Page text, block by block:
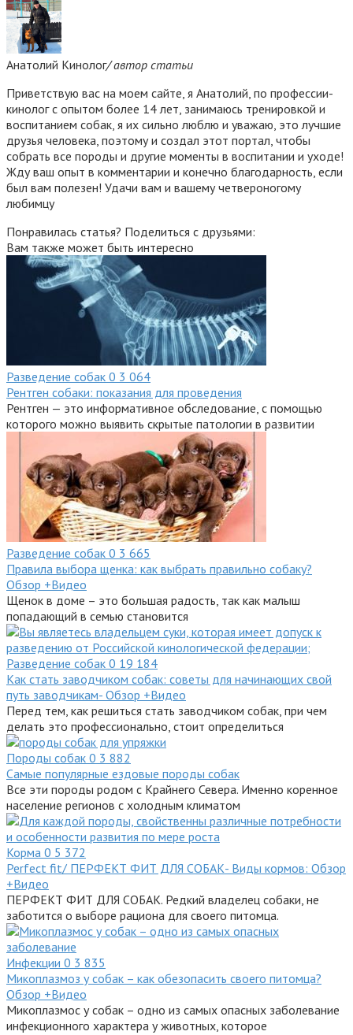
Анатолий Кинолог/ автор статьи
Приветствую вас на моем сайте, я Анатолий, по профессии-
кинолог с опытом более 14 лет, занимаюсь тренировкой и
воспитанием собак, я их сильно люблю и уважаю, это лучшие
друзья человека, поэтому и создал этот портал, чтобы
собрать все породы и другие моменты в воспитании и уходе!
Жду ваш опыт в комментарии и конечно благодарность, если
был вам полезен! Удачи вам и вашему четвероногому
любимцу
Понравилась статья? Поделиться с друзьями:
Вам также может быть интересно
Разведение собак 0 3 064
Рентген собаки: показания для проведения
Рентген — это информативное обследование, с помощью
которого можно выявить скрытые патологии в развитии
Разведение собак 0 3 665
Правила выбора щенка: как выбрать правильно собаку?
Обзор +Видео
Щенок в доме – это большая радость, так как малыш
попадающий в семью становится
Разведение собак 0 19 184
Как стать заводчиком собак: советы для начинающих свой
путь заводчикам- Обзор +Видео
Перед тем, как решиться стать заводчиком собак, при чем
делать это профессионально, стоит определиться
Породы собак 0 3 882
Самые популярные ездовые породы собак
Все эти породы родом с Крайнего Севера. Именно коренное
население регионов с холодным климатом
Корма 0 5 372
Perfect fit/ ПЕРФЕКТ ФИТ ДЛЯ СОБАК- Виды кормов: Обзор
+Видео
ПЕРФЕКТ ФИТ ДЛЯ СОБАК. Редкий владелец собаки, не
заботится о выборе рациона для своего питомца.
Инфекции 0 3 835
Микоплазмоз у собак – как обезопасить своего питомца?
Обзор +Видео
Микоплазмос у собак – одно из самых опасных заболевание
инфекционного характера у животных, которое